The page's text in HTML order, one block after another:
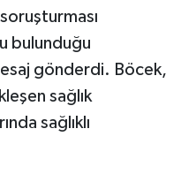
bulunduğu
gönderdi. Böcek,
sağlık
sağlıklı